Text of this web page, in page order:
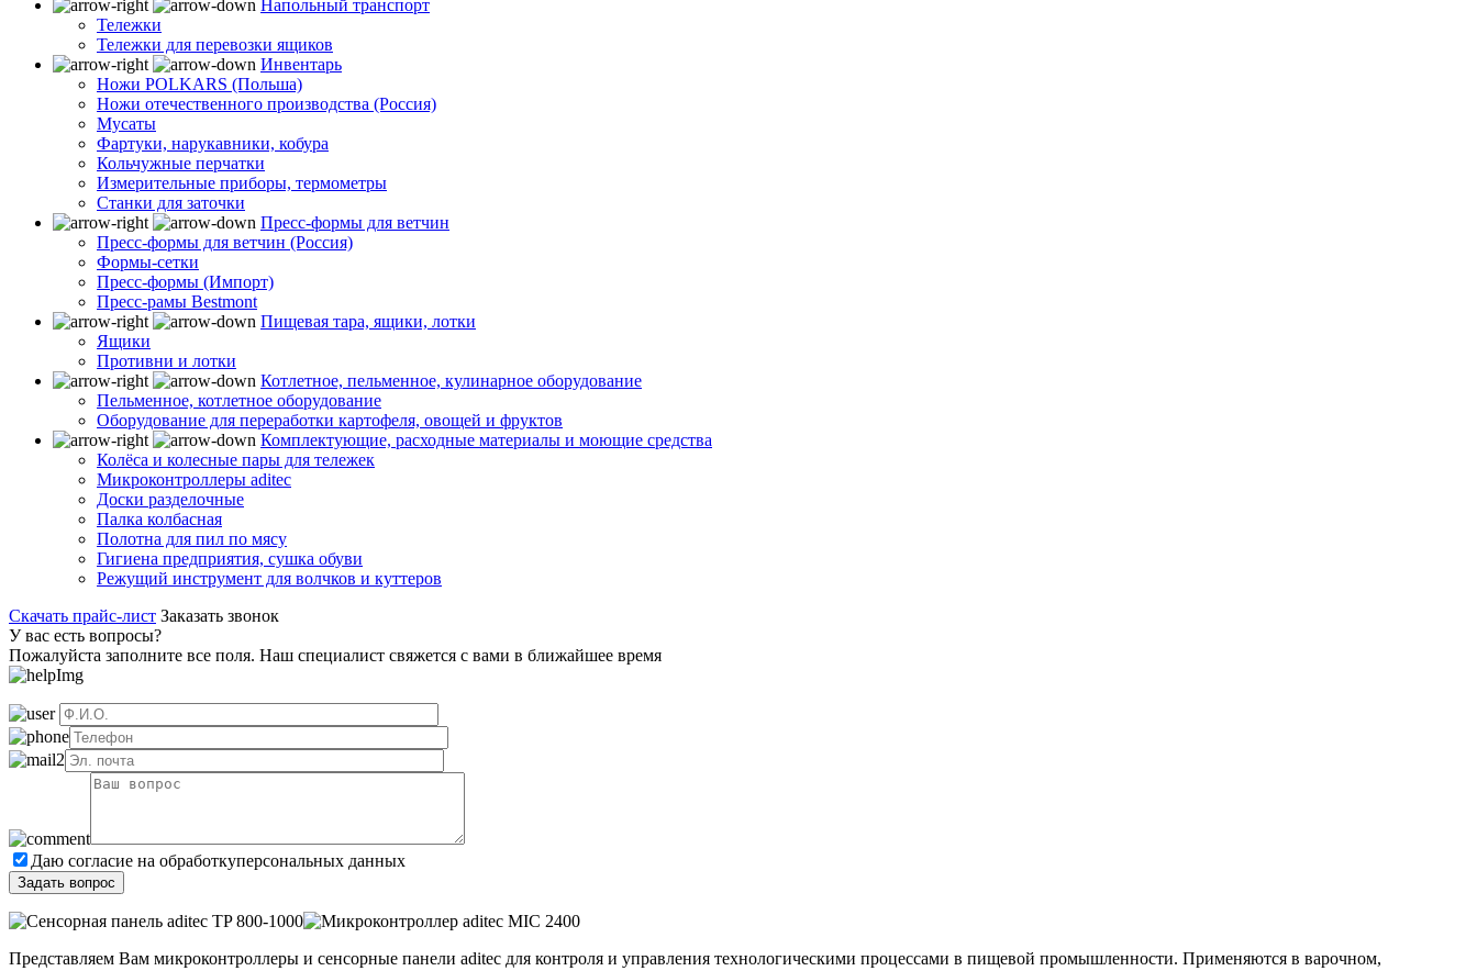
Напольный транспорт
Тележки
Тележки для перевозки ящиков
Инвентарь
Ножи POLKARS (Польша)
Ножи отечественного производства (Россия)
Мусаты
Фартуки, нарукавники, кобура
Кольчужные перчатки
Измерительные приборы, термометры
Станки для заточки
Пресс-формы для ветчин
Пресс-формы для ветчин (Россия)
Формы-сетки
Пресс-формы (Импорт)
Пресс-рамы Bestmont
Пищевая тара, ящики, лотки
Ящики
Противни и лотки
Котлетное, пельменное, кулинарное оборудование
Пельменное, котлетное оборудование
Оборудование для переработки картофеля, овощей и фруктов
Комплектующие, расходные материалы и моющие средства
Колёса и колесные пары для тележек
Микроконтроллеры aditec
Доски разделочные
Палка колбасная
Полотна для пил по мясу
Гигиена предприятия, сушка обуви
Режущий инструмент для волчков и куттеров
Скачать прайс-лист Заказать звонок
У вас есть вопросы?
Пожалуйста заполните все поля. Наш специалист свяжется с вами в ближайшее время
Даю согласие на обработкуперсональных данных
Представляем Вам микроконтроллеры и сенсорные панели aditec для контроля и управления технологическими процессами в пищевой промышленности. Применяются в варочном,